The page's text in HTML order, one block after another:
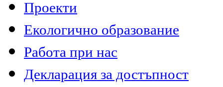
Проекти
Екологично образование
Работа при нас
Декларация за достъпност